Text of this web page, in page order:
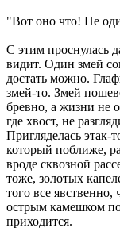
"Вот оно что! Не
С этим проснулась
видит. Один змей
достать можно.
змей-то. Змей
бревно, а жизни не
где хвост, не
Пригляделась этак-
который поближе,
вроде сквозной
тоже, золотых
того все
острым камешком
приходится.